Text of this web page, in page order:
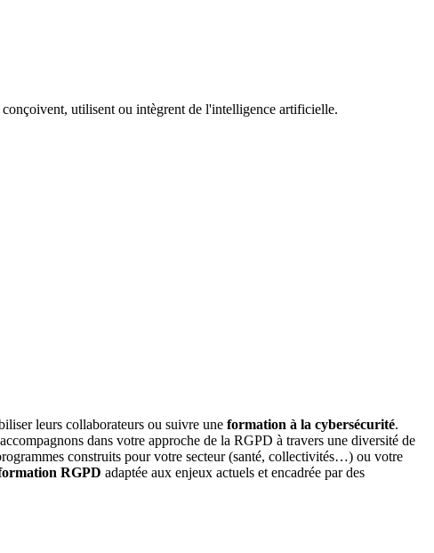
utilisent ou intègrent de l'intelligence artificielle.
leurs collaborateurs ou suivre une formation à la cybersécurité.
dans votre approche de la RGPD à travers une diversité de
construits pour votre secteur (santé, collectivités…) ou votre
RGPD adaptée aux enjeux actuels et encadrée par des